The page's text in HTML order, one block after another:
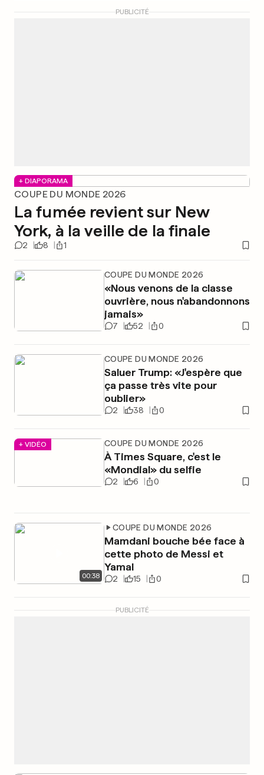
PUBLICITÉ
+ DIAPORAMA
COUPE DU MONDE 2026
La fumée revient sur New
York, à la veille de la finale
2 8 1
COUPE DU MONDE 2026
«Nous venons de la classe
ouvrière, nous n'abandonnons
jamais»
7 52 0
COUPE DU MONDE 2026
Saluer Trump: «J'espère que
ça passe très vite pour
oublier»
2 38 0
+ VIDÉO COUPE DU MONDE 2026
À Times Square, c'est le
«Mondial» du selfie
2 6 0
00:38
COUPE DU MONDE 2026
Mamdani bouche bée face à
cette photo de Messi et
Yamal
2 15 0
PUBLICITÉ